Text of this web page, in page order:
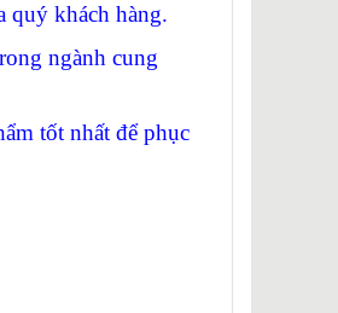
quý khách hàng.
ngành cung
tốt nhất để phục